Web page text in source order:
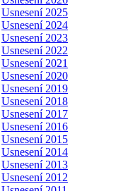
Usnesení 2025
Usnesení 2024
Usnesení 2023
Usnesení 2022
Usnesení 2021
Usnesení 2020
Usnesení 2019
Usnesení 2018
Usnesení 2017
Usnesení 2016
Usnesení 2015
Usnesení 2014
Usnesení 2013
Usnesení 2012